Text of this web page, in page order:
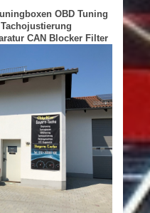
OBD Tuning
CAN Blocker Filter